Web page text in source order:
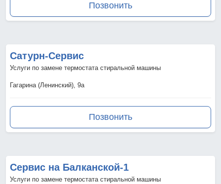
Позвонить
Сатурн-Сервис
Услуги по замене термостата стиральной машины
Гагарина (Ленинский), 9а
Позвонить
Сервис на Балканской-1
Услуги по замене термостата стиральной машины